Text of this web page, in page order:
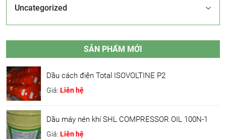
Uncategorized
SẢN PHẨM MỚI
Dầu cách điện Total ISOVOLTINE P2
Giá: Liên hệ
Dầu máy nén khí SHL COMPRESSOR OIL 100N-1
Giá: Liên hệ